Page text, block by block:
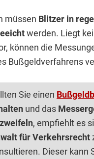
müssen Blitzer in
werden. Liegt
können die
Bußgeldverfahrens
Sie einen
und das
, empfiehlt es
für Verkehrsrecht
Dieser kann